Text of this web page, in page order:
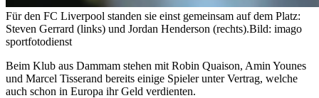
Für den FC Liverpool standen sie einst gemeinsam auf dem Platz:
Steven Gerrard (links) und Jordan Henderson (rechts).Bild: imago
sportfotodienst
Beim Klub aus Dammam stehen mit Robin Quaison, Amin Younes
und Marcel Tisserand bereits einige Spieler unter Vertrag, welche
auch schon in Europa ihr Geld verdienten.